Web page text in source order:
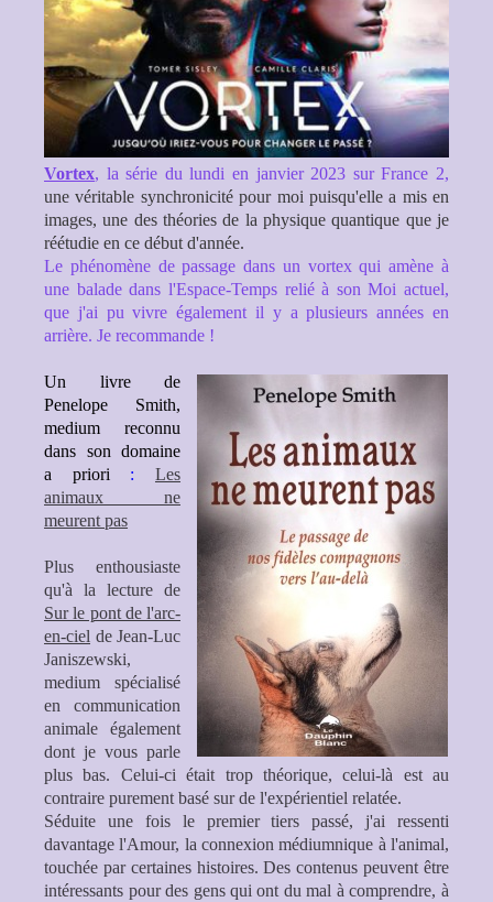
Vortex, la série du lundi en janvier 2023 sur France 2,
une véritable synchronicité pour moi puisqu'elle a mis en
images, une des théories de la physique quantique que je
réétudie en ce début d'année.
Le phénomène de passage dans un vortex qui amène à
une balade dans l'Espace-Temps relié à son Moi actuel,
que j'ai pu vivre également il y a plusieurs années en
arrière. Je recommande !
Un livre de
Penelope Smith,
medium reconnu
dans son domaine
a priori
:
Les
animaux ne
meurent pas
Plus enthousiaste
qu'à la lecture de
Sur le pont de l'arc-
en-ciel de Jean-Luc
Janiszewski,
medium spécialisé
en communication
animale également
dont je vous parle
plus bas. Celui-ci était trop théorique, celui-là est au
contraire purement basé sur de l'expérientiel relatée.
Séduite une fois le premier tiers passé, j'ai ressenti
davantage l'Amour, la connexion médiumnique à l'animal,
touchée par certaines histoires. Des contenus peuvent être
intéressants pour des gens qui ont du mal à comprendre, à